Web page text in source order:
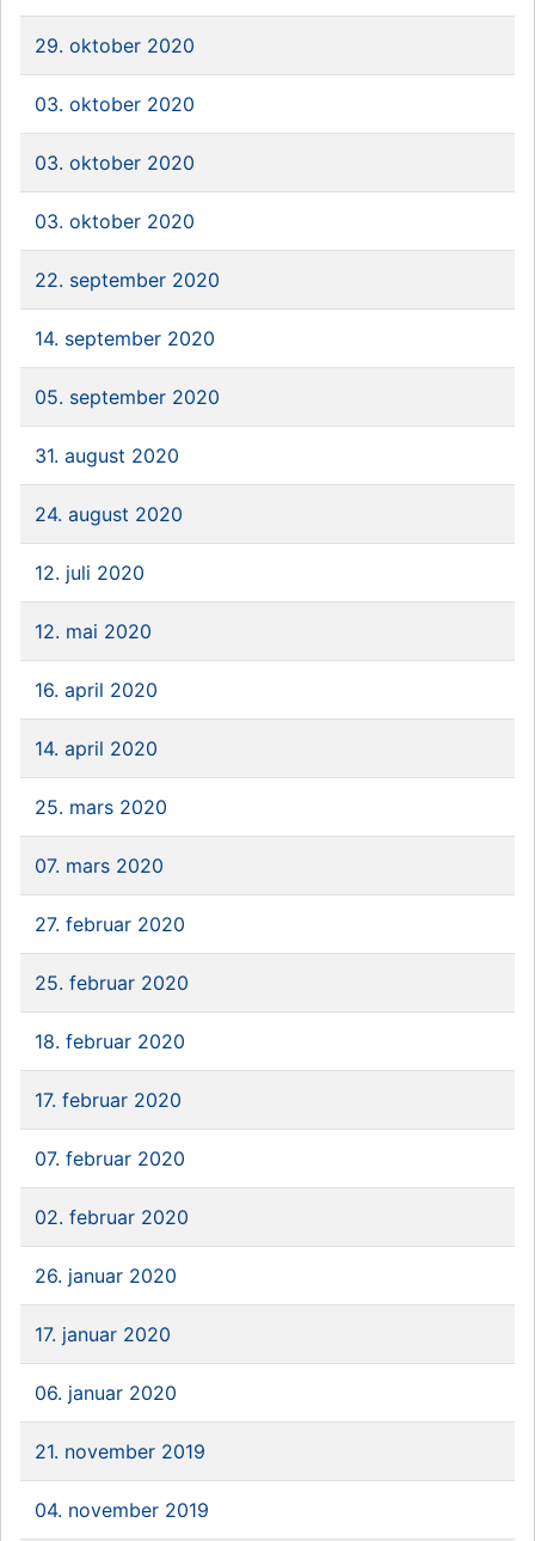
29. oktober 2020
03. oktober 2020
03. oktober 2020
03. oktober 2020
22. september 2020
14. september 2020
05. september 2020
31. august 2020
24. august 2020
12. juli 2020
12. mai 2020
16. april 2020
14. april 2020
25. mars 2020
07. mars 2020
27. februar 2020
25. februar 2020
18. februar 2020
17. februar 2020
07. februar 2020
02. februar 2020
26. januar 2020
17. januar 2020
06. januar 2020
21. november 2019
04. november 2019